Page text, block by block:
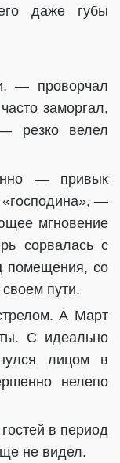
даже губы
— проворчал
заморгал,
резко велел
— привык
«господина», —
мгновение
сорвалась с
помещения, со
пути.
А Март
С идеально
лицом в
нелепо
в период
не видел.